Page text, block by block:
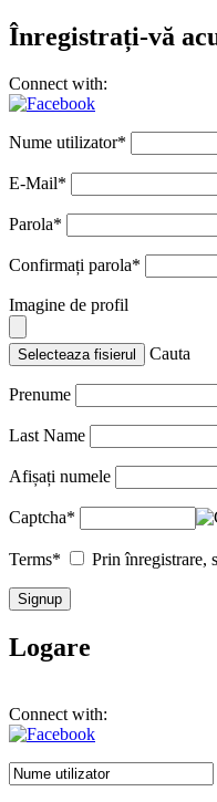
Înregistrați-vă
Connect with:
Nume utilizator*
E-Mail*
Parola*
Confirmați parola*
Imagine de profil
Selecteaza fisierul Cauta
Prenume
Last Name
Afișați numele
Captcha*
Terms* Prin înregistrare,
Logare
Connect with: